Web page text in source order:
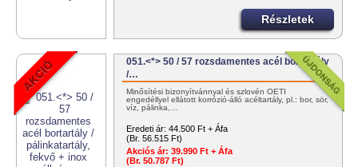
Részletek
051.<*> 50 / 57 rozsdamentes acél bortartály
/…
Minősítési bizonyítvánnyal és szlovén OÉTI
engedéllyel ellátott korrózió-álló acéltartály, pl.: bor, sör,
víz, pálinka,…
Eredeti ár: 44.500 Ft + Áfa
(Br. 56.515 Ft)
Akciós ár: 39.990 Ft + Áfa
(Br. 50.787 Ft)